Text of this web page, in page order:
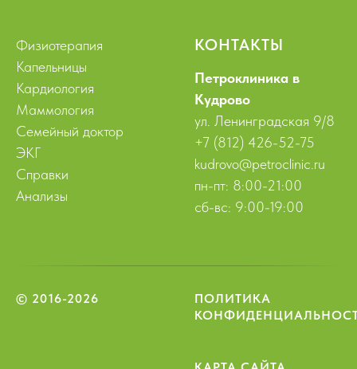
Физиотерапия
Капельницы
Кардиология
Маммология
Семейный доктор
ЭКГ
Справки
Анализы
КОНТАКТЫ
Петроклиника в
Кудрово
ул. Ленинградская 9/8
+7 (812) 426-52-75
kudrovo@petroclinic.ru
пн-пт: 8:00-21:00
сб-вс: 9:00-19:00
© 2016-2026
ПОЛИТИКА